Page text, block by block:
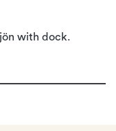
with dock.